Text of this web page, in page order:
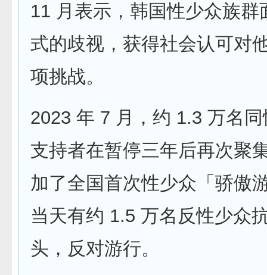
11 月表示，韩国性少众族群
式的歧视，获得社会认可对
项挑战。
2023 年 7 月，约 1.3 万名
支持者在暂停三年后再次聚
加了全国首次性少众「骄傲
当天有约 1.5 万名反性少众
头，反对游行。